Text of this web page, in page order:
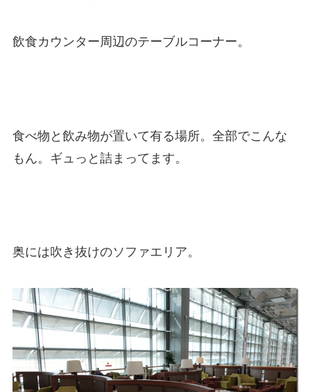
飲食カウンター周辺のテーブルコーナー。
食べ物と飲み物が置いて有る場所。全部でこんな
もん。ギュっと詰まってます。
奥には吹き抜けのソファエリア。